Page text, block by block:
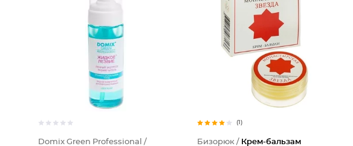
Domix Green Professional /
(1)
Бизорюк / Крем-бальзам